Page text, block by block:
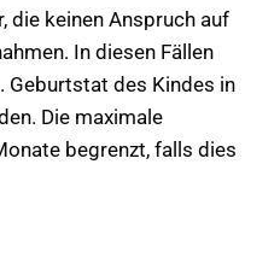
die keinen Anspruch auf
In diesen Fällen
Geburtstat des Kindes in
Die maximale
begrenzt, falls dies